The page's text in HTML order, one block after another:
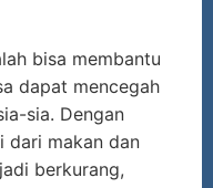
bisa membantu
dapat mencegah
sia. Dengan
dari makan dan
berkurang,